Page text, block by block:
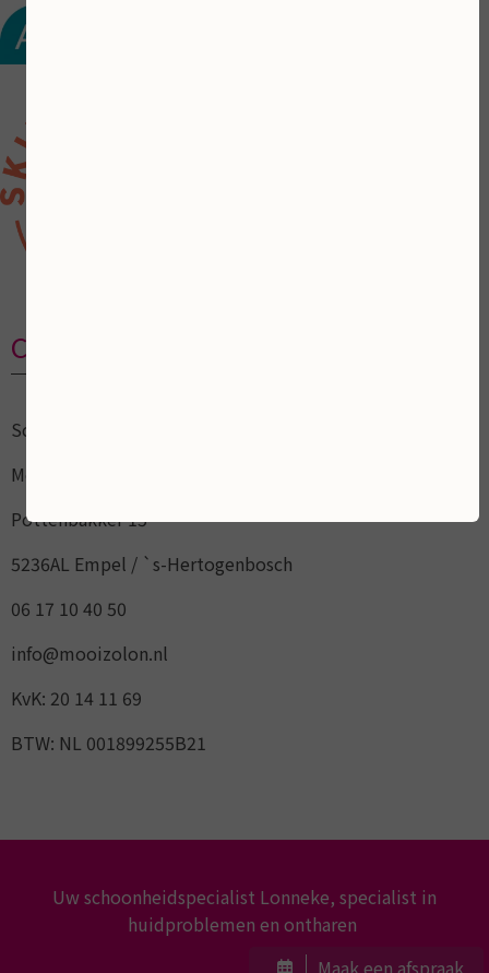
Contactgegevens
Schoonheidsalon
Mooi ZoLon
Pottenbakker 15
5236AL Empel / `s-Hertogenbosch
06 17 10 40 50
info@mooizolon.nl
KvK: 20 14 11 69
BTW: NL 001899255B21
Maak een afspraak
Uw schoonheidspecialist Lonneke, specialist in
huidproblemen en ontharen